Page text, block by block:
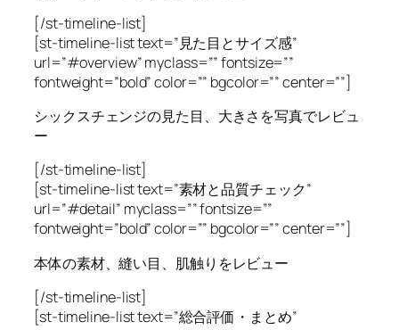
[/st-timeline-list]
[st-timeline-list text=”見た目とサイズ感”
url=”#overview” myclass=”” fontsize=””
fontweight=”bold” color=”” bgcolor=”” center=””]
シックスチェンジの見た目、大きさを写真でレビュ
ー
[/st-timeline-list]
[st-timeline-list text=”素材と品質チェック”
url=”#detail” myclass=”” fontsize=””
fontweight=”bold” color=”” bgcolor=”” center=””]
本体の素材、縫い目、肌触りをレビュー
[/st-timeline-list]
[st-timeline-list text=”総合評価・まとめ”